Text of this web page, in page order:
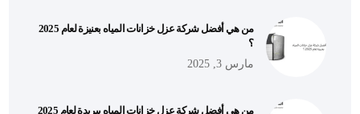
من هي أفضل شركة عزل خزانات المياه بعنيزة لعام 2025
؟
مارس 3, 2025
من هي أفضل شركة عزل خزانات المياه ببريدة لعام 2025